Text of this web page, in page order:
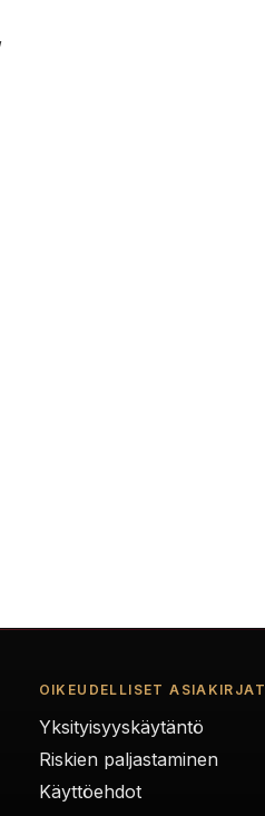
OIKEUDELLISET ASIAKIRJAT
Yksityisyyskäytäntö
Riskien paljastaminen
Käyttöehdot